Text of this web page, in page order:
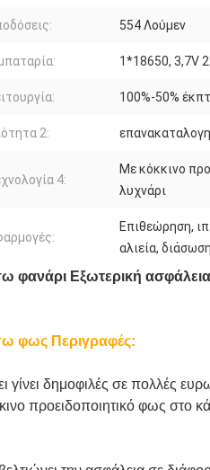
554 Λούμεν
1*18650, 3,7V
100%-50%
2:
4:
Με κόκκινο
λυχνάρι
Επιθεώρηση,
αλιεία, διάσωση
φανάρι Εξωτερική
φως Περιγραφές:
δημοφιλές σε πολλές
προειδοποιητικό φως στο